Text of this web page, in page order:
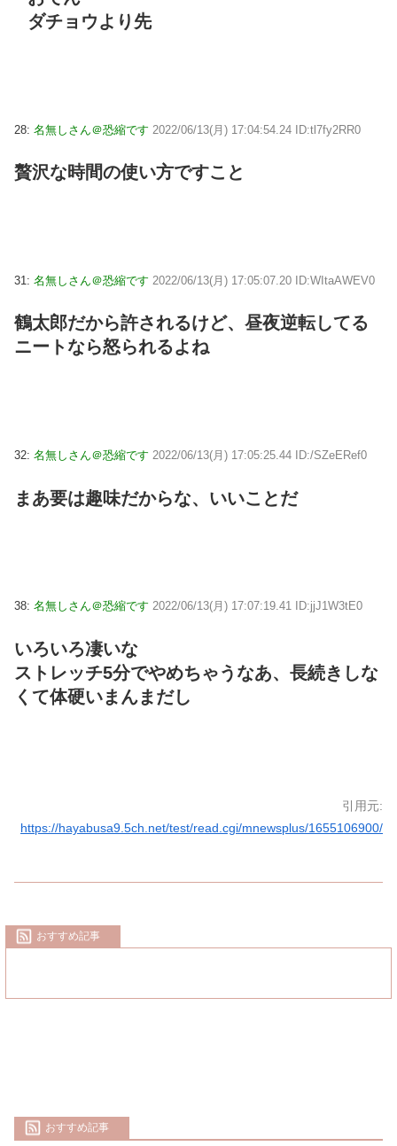
ダチョウより先
28: 名無しさん＠恐縮です 2022/06/13(月) 17:04:54.24 ID:tl7fy2RR0
贅沢な時間の使い方ですこと
31: 名無しさん＠恐縮です 2022/06/13(月) 17:05:07.20 ID:WItaAWEV0
鶴太郎だから許されるけど、昼夜逆転してる
ニートなら怒られるよね
32: 名無しさん＠恐縮です 2022/06/13(月) 17:05:25.44 ID:/SZeERef0
まあ要は趣味だからな、いいことだ
38: 名無しさん＠恐縮です 2022/06/13(月) 17:07:19.41 ID:jjJ1W3tE0
いろいろ凄いな
ストレッチ5分でやめちゃうなあ、長続きしな
くて体硬いまんまだし
引用元:
https://hayabusa9.5ch.net/test/read.cgi/mnewsplus/1655106900/
おすすめ記事
おすすめ記事